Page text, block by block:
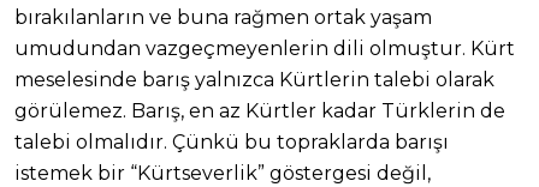
bırakılanların ve buna rağmen ortak yaşam
umudundan vazgeçmeyenlerin dili olmuştur. Kürt
meselesinde barış yalnızca Kürtlerin talebi olarak
görülemez. Barış, en az Kürtler kadar Türklerin de
talebi olmalıdır. Çünkü bu topraklarda barışı
istemek bir “Kürtseverlik” göstergesi değil,